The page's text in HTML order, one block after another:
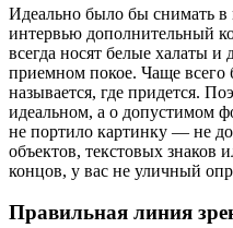
Идеально было бы снимать в
интервью дополнительный
всегда носят белые халаты и
приемном покое. Чаще всего
называется, где придется.
идеальном, а о допустимом
не портило картинку — не
объектов, текстовых
концов, у вас не уличный
Правильная линия